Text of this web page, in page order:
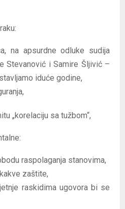
na apsurdne odluke sudija
Stevanović i Samire Šljivić –
iduće godine,
„korelaciju sa tužbom“,
raspolaganja stanovima,
zaštite,
raskidima ugovora bi se